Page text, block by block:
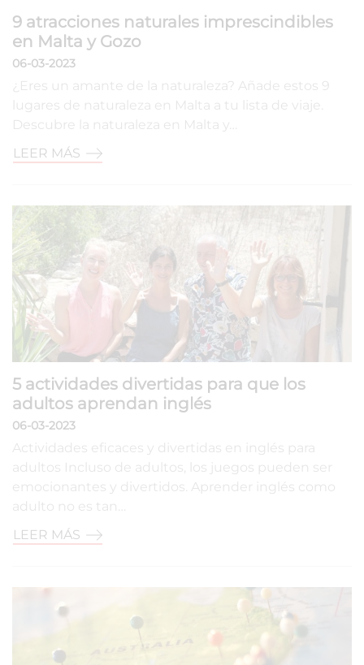
9 atracciones naturales imprescindibles
en Malta y Gozo
06-03-2023
¿Eres un amante de la naturaleza? Añade estos 9
lugares de naturaleza en Malta a tu lista de viaje.
Descubre la naturaleza en Malta y…
LEER MÁS
5 actividades divertidas para que los
adultos aprendan inglés
06-03-2023
Actividades eficaces y divertidas en inglés para
adultos Incluso de adultos, los juegos pueden ser
emocionantes y divertidos. Aprender inglés como
adulto no es tan…
LEER MÁS